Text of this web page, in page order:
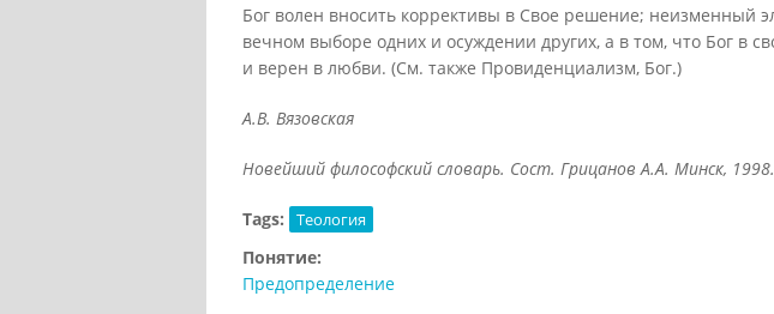
А.В. Вязовская
Новейший философский словарь. Сост. Грицанов А.А. Минск, 1998.
Tags: Теология
Понятие:
Предопределение